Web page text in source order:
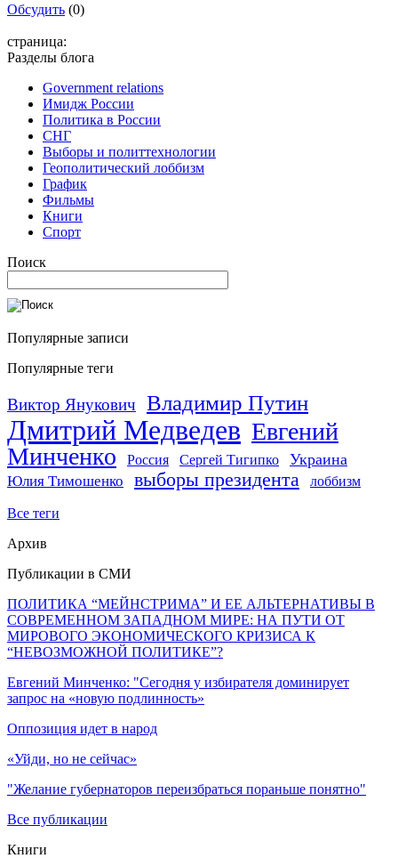
Обсудить (0)
страница:
Разделы блога
Government relations
Имидж России
Политика в России
СНГ
Выборы и политтехнологии
Геополитический лоббизм
График
Фильмы
Книги
Спорт
Поиск
Популярные записи
Популярные теги
Виктор Янукович Владимир Путин
Дмитрий Медведев Евгений
Минченко
Россия Сергей Тигипко Украина
Юлия Тимошенко выборы президента лоббизм
Все теги
Архив
Публикации в СМИ
ПОЛИТИКА “МЕЙНСТРИМА” И ЕЕ АЛЬТЕРНАТИВЫ В
СОВРЕМЕННОМ ЗАПАДНОМ МИРЕ: НА ПУТИ ОТ
МИРОВОГО ЭКОНОМИЧЕСКОГО КРИЗИСА К
“НЕВОЗМОЖНОЙ ПОЛИТИКЕ”?
Евгений Минченко: "Сегодня у избирателя доминирует
запрос на «новую подлинность»
Оппозиция идет в народ
«Уйди, но не сейчас»
"Желание губернаторов переизбраться пораньше понятно"
Все публикации
Книги